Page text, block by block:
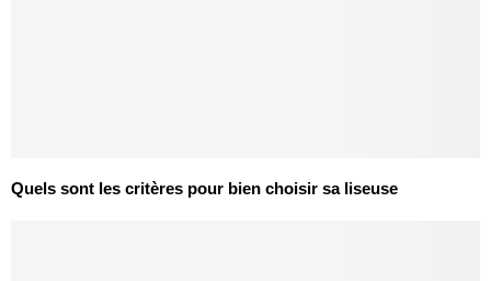
Quels sont les critères pour bien choisir sa liseuse